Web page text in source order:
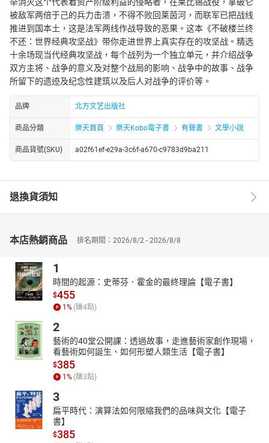
被敌军两倍于己的兵力击溃，不得不败回莱茵河，而联军已把战线
推进到国本土，这是法军两线作战导致的恶果。这本《不破楼兰终
不还：世界经典攻坚战》带你走进世界上真实存在的攻坚战。精选
十余场现当代经典攻坚战，每个战列为一个独立单元，并介绍战争
双方主将、战争的意义及对整个战局的影响、战争中的故事、战争
所留下的遗迹及纪念性建筑以及后人对战争的评价等。
品牌 北方文艺出版社
商品分類 樂天首頁 樂天Kobo電子書 有聲書 文學小說
商品貨號(SKU) a02f61ef-e29a-3c6f-a670-c9783d9ba211
退換貨須知
本店熱銷商品 排名期間：2026/8/2 - 2026/8/8
1
時間的起源：史蒂芬．霍金的最終理論【電子書】
$455
1% (賺4點)
2
藝術的40堂公開課：透過故事，走進藝術家創作現場，
看藝術如何誕生、如何形塑人類生活【電子書】
$385
1% (賺3點)
3
扁平時代：演算法如何限縮我們的品味與文化【電子
書】
$385